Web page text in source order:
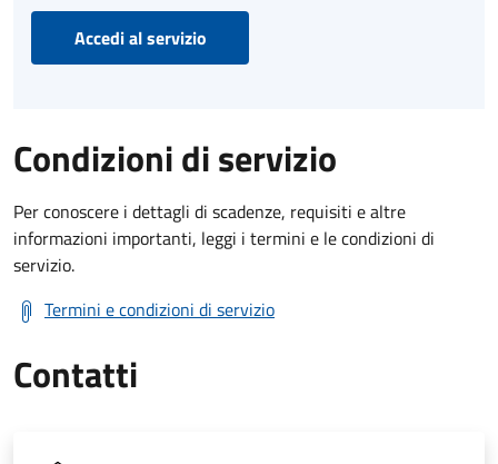
Accedi al servizio
Condizioni di servizio
Per conoscere i dettagli di scadenze, requisiti e altre
informazioni importanti, leggi i termini e le condizioni di
servizio.
Termini e condizioni di servizio
Contatti